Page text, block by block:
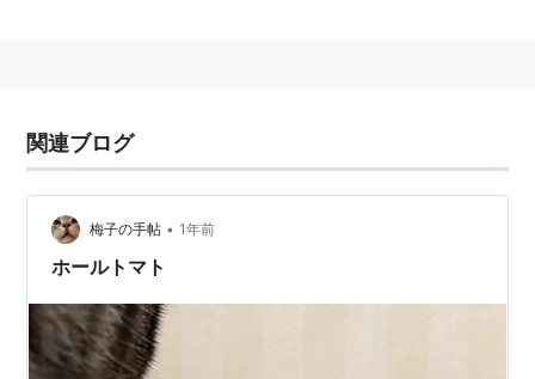
関連ブログ
梅子の手帖 • 1年前
ホールトマト